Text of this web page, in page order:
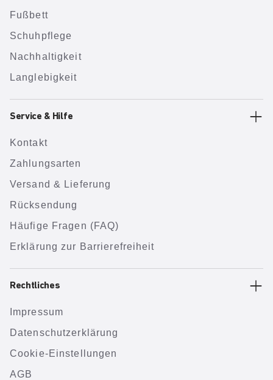
Fußbett
Schuhpflege
Nachhaltigkeit
Langlebigkeit
Service & Hilfe
Kontakt
Zahlungsarten
Versand & Lieferung
Rücksendung
Häufige Fragen (FAQ)
Erklärung zur Barrierefreiheit
Rechtliches
Impressum
Datenschutzerklärung
Cookie-Einstellungen
AGB